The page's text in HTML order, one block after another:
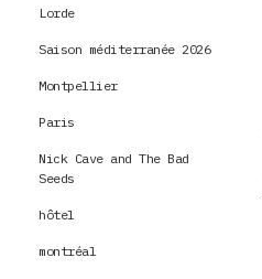
Lorde
Saison méditerranée 2026
Montpellier
Paris
Nick Cave and The Bad
Seeds
hôtel
montréal